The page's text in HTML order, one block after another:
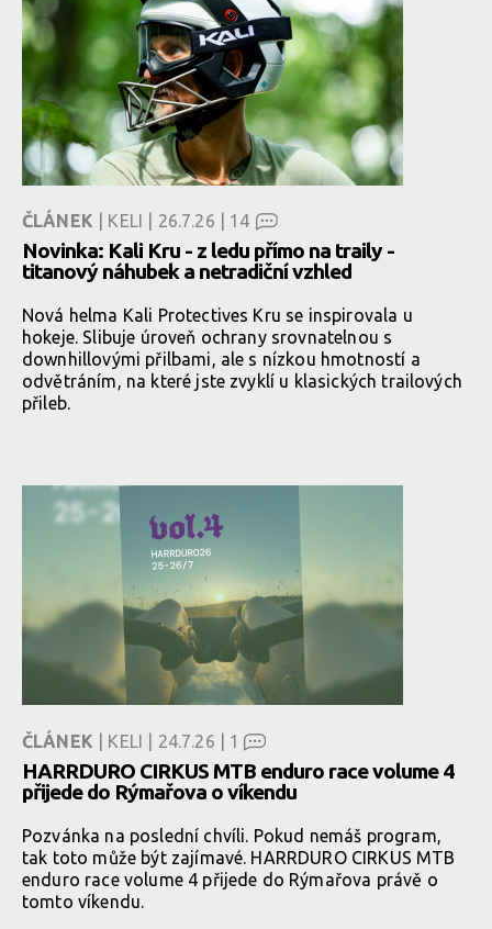
ČLÁNEK | KELI | 26.7.26 | 14
Novinka: Kali Kru - z ledu přímo na traily -
titanový náhubek a netradiční vzhled
Nová helma Kali Protectives Kru se inspirovala u
hokeje. Slibuje úroveň ochrany srovnatelnou s
downhillovými přilbami, ale s nízkou hmotností a
odvětráním, na které jste zvyklí u klasických trailových
přileb.
ČLÁNEK | KELI | 24.7.26 | 1
HARRDURO CIRKUS MTB enduro race volume 4
přijede do Rýmařova o víkendu
Pozvánka na poslední chvíli. Pokud nemáš program,
tak toto může být zajímavé. HARRDURO CIRKUS MTB
enduro race volume 4 přijede do Rýmařova právě o
tomto víkendu.